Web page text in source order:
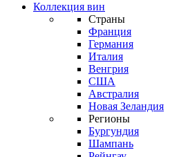
Коллекция вин
Страны
Франция
Германия
Италия
Венгрия
США
Австралия
Новая Зеландия
Регионы
Бургундия
Шампань